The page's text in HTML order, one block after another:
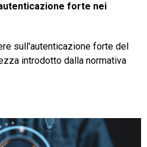
forte nei
sull'autenticazione forte del
introdotto dalla normativa